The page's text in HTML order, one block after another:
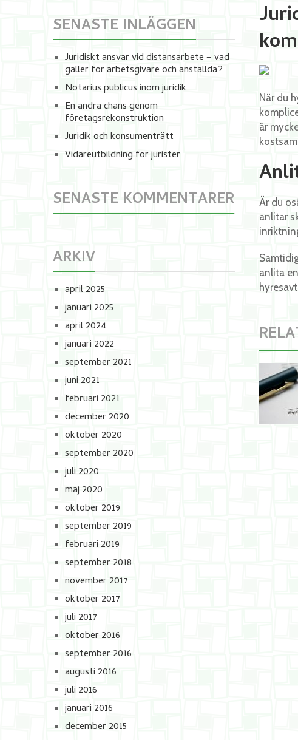
När du
är
Är du
anlitar
anlita
SENASTE INLÄGGEN
Juridiskt ansvar vid distansarbete – vad
gäller för arbetsgivare och anställda?
Notarius publicus inom juridik
En andra chans genom
företagsrekonstruktion
Juridik och konsumenträtt
Vidareutbildning för jurister
SENASTE KOMMENTARER
ARKIV
april 2025
januari 2025
april 2024
januari 2022
september 2021
juni 2021
februari 2021
december 2020
oktober 2020
september 2020
juli 2020
maj 2020
oktober 2019
september 2019
februari 2019
september 2018
november 2017
oktober 2017
juli 2017
oktober 2016
september 2016
augusti 2016
juli 2016
januari 2016
december 2015